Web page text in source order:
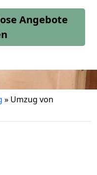
Angebote
» Umzug von